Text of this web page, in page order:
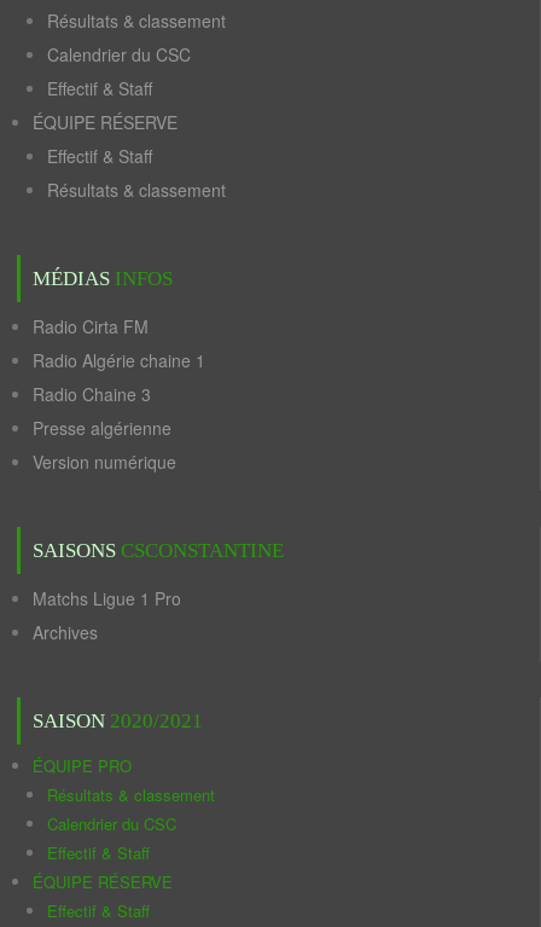
Résultats & classement
Calendrier du CSC
Effectif & Staff
ÉQUIPE RÉSERVE
Effectif & Staff
Résultats & classement
MÉDIAS INFOS
Radio Cirta FM
Radio Algérie chaine 1
Radio Chaine 3
Presse algérienne
Version numérique
SAISONS CSCONSTANTINE
Matchs Ligue 1 Pro
Archives
SAISON 2020/2021
ÉQUIPE PRO
Résultats & classement
Calendrier du CSC
Effectif & Staff
ÉQUIPE RÉSERVE
Effectif & Staff